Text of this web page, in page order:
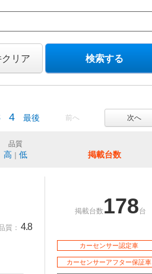
リア 検索する
前へ 次へ
4 最後
品質
高 低 掲載台数
質： 4.8
掲載台数 178台
カーセンサー認定車
カーセンサーアフター保証車